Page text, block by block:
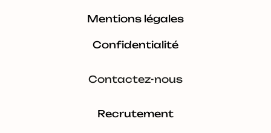
Mentions légales
Confidentialité
Contactez-nous
Recrutement